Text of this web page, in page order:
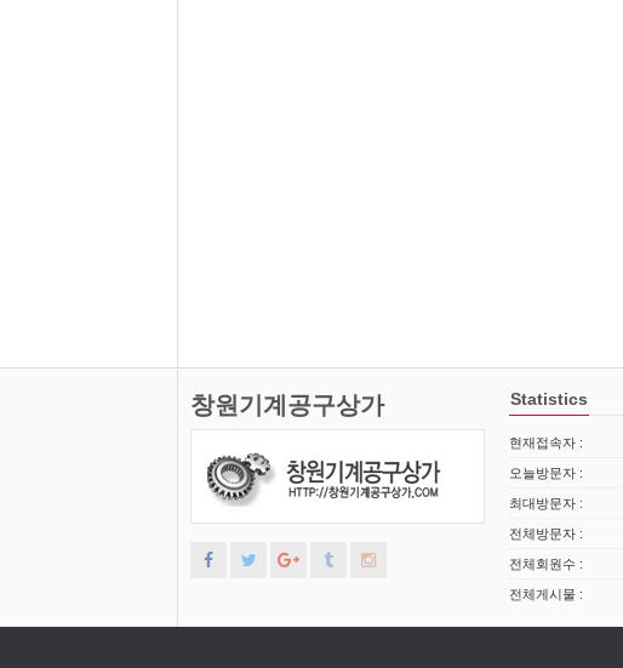
창원기계공구상가 Statistics
현재접속자 :
오늘방문자 :
최대방문자 :
전체방문자 :
전체회원수 :
전체게시물 :